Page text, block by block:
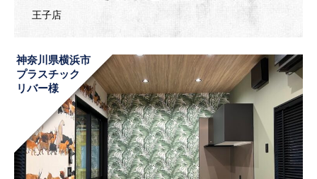
王子店
神奈川県横浜市
プラスチック
リバー様